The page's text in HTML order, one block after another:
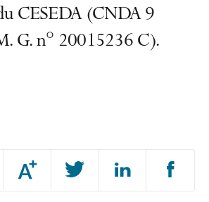
Augmenter
ou
CESEDA (CNDA 9
G. n° 20015236 C).